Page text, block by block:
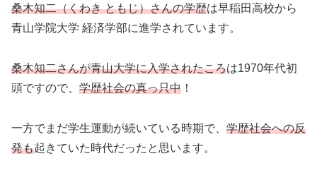
桑木知二（くわき ともじ）さんの学歴は早稲田高校から
青山学院大学 経済学部に進学されています。
桑木知二さんが青山大学に入学されたころは1970年代初
頭ですので、 学歴社会の真っ只中 ！
一方でまだ学生運動が続いている時期で、 学歴社会への反
発も起きていた時代だったと思います。